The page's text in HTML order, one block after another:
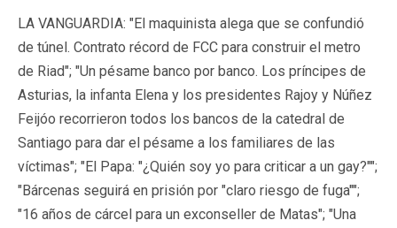
LA VANGUARDIA: "El maquinista alega que se confundió
de túnel. Contrato récord de FCC para construir el metro
de Riad"; "Un pésame banco por banco. Los príncipes de
Asturias, la infanta Elena y los presidentes Rajoy y Núñez
Feijóo recorrieron todos los bancos de la catedral de
Santiago para dar el pésame a los familiares de las
víctimas"; "El Papa: "¿Quién soy yo para criticar a un gay?"";
"Bárcenas seguirá en prisión por "claro riesgo de fuga"";
"16 años de cárcel para un exconseller de Matas"; "Una